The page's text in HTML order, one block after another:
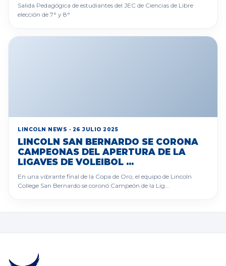
Salida Pedagógica de estudiantes del JEC de Ciencias de Libre
elección de 7° y 8°
LINCOLN NEWS · 26 JULIO 2025
LINCOLN SAN BERNARDO SE CORONA
CAMPEONAS DEL APERTURA DE LA
LIGAVES DE VOLEIBOL ...
En una vibrante final de la Copa de Oro, el equipo de Lincoln
College San Bernardo se coronó Campeón de la Lig...